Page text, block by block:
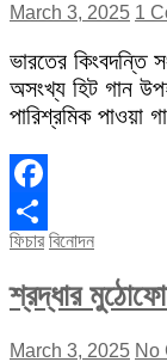
March 3, 2025 1
ভারতের কিংবদন্তি
অসংখ্য হিট গান
পারিশ্রমিক পাওয়া
Facebook
Share
ফিচার বিনোদন
শ্রদ্ধার
March 3, 2025 No